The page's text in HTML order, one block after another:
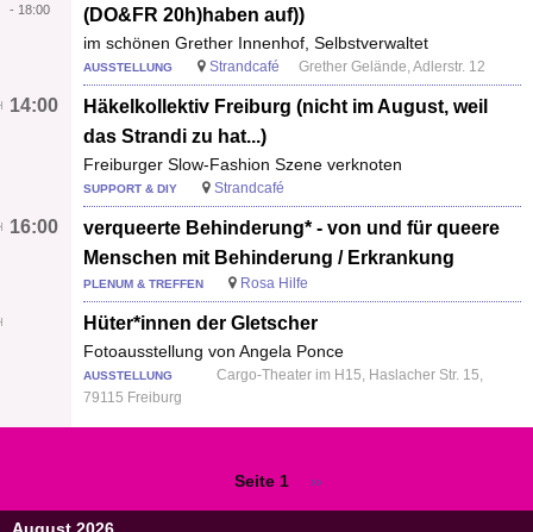
(DO&FR 20h)haben auf))
im schönen Grether Innenhof, Selbstverwaltet
- 18:00
AUSSTELLUNG Strandcafé Grether Gelände, Adlerstr. 12
Häkelkollektiv Freiburg (nicht im August, weil
das Strandi zu hat...)
Freiburger Slow-Fashion Szene verknoten
14:00
SUPPORT & DIY Strandcafé
verqueerte Behinderung* - von und für queere
Menschen mit Behinderung / Erkrankung
16:00
PLENUM & TREFFEN Rosa Hilfe
Hüter*innen der Gletscher
Fotoausstellung von Angela Ponce
AUSSTELLUNG
Cargo-Theater im H15, Haslacher Str. 15,
79115 Freiburg
Seite 1
Nächste
Seite
››
August 2026